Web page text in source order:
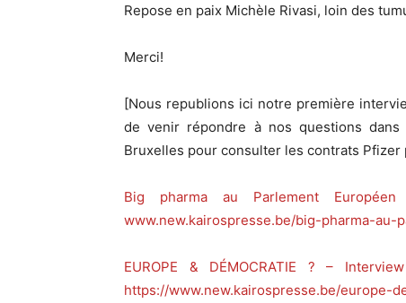
Repose en paix Michèle Rivasi, loin des
Merci!
[Nous republions ici notre première
de venir répondre à nos questions dans
Bruxelles pour consulter les contrats
Big pharma au Parlement
www.new.kairospresse.be/big-pharma-au-
EUROPE & DÉMOCRATIE ? –
https://www.new.kairospresse.be/